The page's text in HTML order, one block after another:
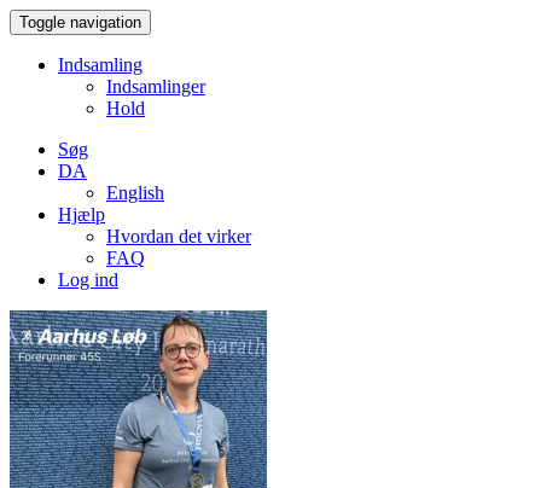
Toggle navigation
Indsamling
Indsamlinger
Hold
Søg
DA
English
Hjælp
Hvordan det virker
FAQ
Log ind